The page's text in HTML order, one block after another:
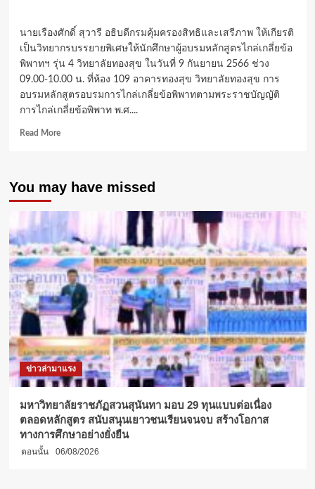
นายเรืองศักดิ์ สุวารี อธิบดีกรมคุ้มครองสิทธิและเสรีภาพ ให้เกียรติ
เป็นวิทยากรบรรยายพิเศษให้นักศึกษาผู้อบรมหลักสูตรไกล่เกลี่ยข้อ
พิพาทฯ รุ่น 4 วิทยาลัยทองสุข ในวันที่ 9 กันยายน 2566 ช่วง
09.00-10.00 น. ที่ห้อง 109 อาคารทองสุข วิทยาลัยทองสุข การ
อบรมหลักสูตรอบรมการไกล่เกลี่ยข้อพิพาทตามพระราชบัญญัติ
การไกล่เกลี่ยข้อพิพาท พ.ศ....
Read MoreRead
กรม
คุ้มครอง
สิทธิ
เสรีภาพ
ให้
เกียรติ
เป็น
วิทยากร
บรรยาย
พิเศษ
ให้
นักศึกษา
ผู้
อบรม
หลักสูตร
ไกล่
เกลี่ย
ข้อ
พิพาทฯ
รุ่น
You may have missed
ข่าวล่ามาแรง
มหาวิทยาลัยราชภัฏสวนสุนันทา มอบ 29 ทุนแบบต่อเนื่อง
ตลอดหลักสูตร สนับสนุนเยาวชนเรียนจนจบ สร้างโอกาส
ทางการศึกษาอย่างยั่งยืน
ตอนนั้น 06/08/2026